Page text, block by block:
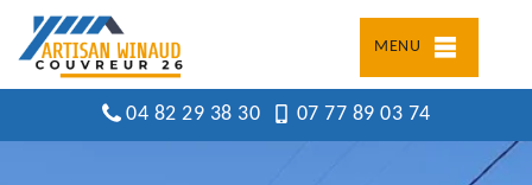
MENU
04 82 29 38 30 07 77 89 03 74